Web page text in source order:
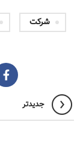
شرکت
جدیدتر